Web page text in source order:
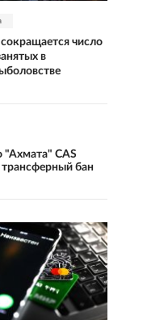
число
в
"Ахмата" CAS
бан